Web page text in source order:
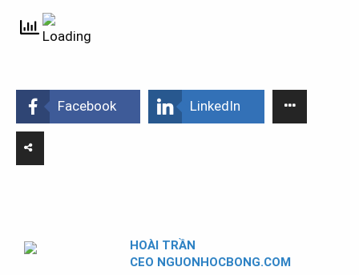
Facebook LinkedIn
HOÀI TRẦN
CEO NGUONHOCBONG.COM